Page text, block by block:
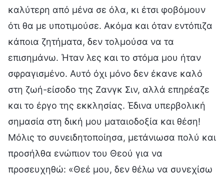
καλύτερη από μένα σε όλα, κι έτσι φοβόμουν
ότι θα με υποτιμούσε. Ακόμα και όταν εντόπιζα
κάποια ζητήματα, δεν τολμούσα να τα
επισημάνω. Ήταν λες και το στόμα μου ήταν
σφραγισμένο. Αυτό όχι μόνο δεν έκανε καλό
στη ζωή-είσοδο της Ζανγκ Σιν, αλλά επηρέαζε
και το έργο της εκκλησίας. Έδινα υπερβολική
σημασία στη δική μου ματαιοδοξία και θέση!
Μόλις το συνειδητοποίησα, μετάνιωσα πολύ και
προσήλθα ενώπιον του Θεού για να
προσευχηθώ: «Θεέ μου, δεν θέλω να συνεχίσω